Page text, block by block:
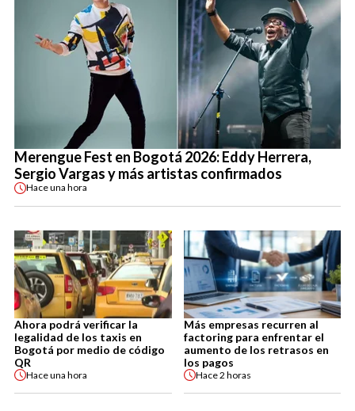
Merengue Fest en Bogotá 2026: Eddy Herrera,
Sergio Vargas y más artistas confirmados
Haceuna hora
Ahora podrá verificar la
legalidad de los taxis en
Bogotá por medio de código
QR
Haceuna hora
Más empresas recurren al
factoring para enfrentar el
aumento de los retrasos en
los pagos
Hace2 horas